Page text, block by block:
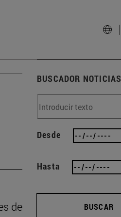
de
BUSCADOR NOTICIAS
Desde
Hasta
BUSCAR